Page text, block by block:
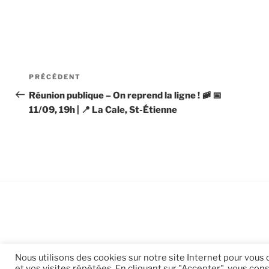
Navigation
de
l’article
Article
précédent
PRÉCÉDENT
Réunion publique – On reprend la ligne ! 🚞 📅
11/09, 19h | 📍 La Cale, St-Étienne
Nous utilisons des cookies sur notre site Internet pour